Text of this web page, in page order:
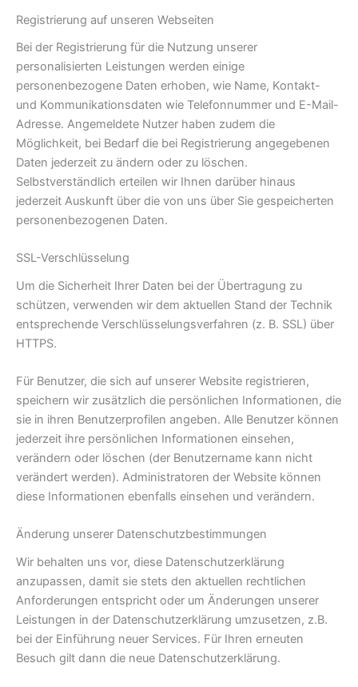
Registrierung auf unseren Webseiten
Bei der Registrierung für die Nutzung unserer
personalisierten Leistungen werden einige
personenbezogene Daten erhoben, wie Name, Kontakt-
und Kommunikationsdaten wie Telefonnummer und E-Mail-
Adresse. Angemeldete Nutzer haben zudem die
Möglichkeit, bei Bedarf die bei Registrierung angegebenen
Daten jederzeit zu ändern oder zu löschen.
Selbstverständlich erteilen wir Ihnen darüber hinaus
jederzeit Auskunft über die von uns über Sie gespeicherten
personenbezogenen Daten.
SSL-Verschlüsselung
Um die Sicherheit Ihrer Daten bei der Übertragung zu
schützen, verwenden wir dem aktuellen Stand der Technik
entsprechende Verschlüsselungsverfahren (z. B. SSL) über
HTTPS.
Für Benutzer, die sich auf unserer Website registrieren,
speichern wir zusätzlich die persönlichen Informationen, die
sie in ihren Benutzerprofilen angeben. Alle Benutzer können
jederzeit ihre persönlichen Informationen einsehen,
verändern oder löschen (der Benutzername kann nicht
verändert werden). Administratoren der Website können
diese Informationen ebenfalls einsehen und verändern.
Änderung unserer Datenschutzbestimmungen
Wir behalten uns vor, diese Datenschutzerklärung
anzupassen, damit sie stets den aktuellen rechtlichen
Anforderungen entspricht oder um Änderungen unserer
Leistungen in der Datenschutzerklärung umzusetzen, z.B.
bei der Einführung neuer Services. Für Ihren erneuten
Besuch gilt dann die neue Datenschutzerklärung.